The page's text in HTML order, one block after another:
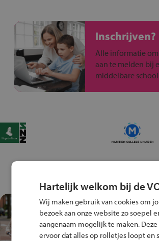
Inschrijven?
Alle informatie
aan te melden bij
middelbare
Test je kennis
Fiets Veilig
Verkeersspel!
Hartelijk welkom bij de
Wij maken gebruik van cookies om
bezoek aan onze website zo soepel
aangenaam mogelijk te maken.
ervoor dat alles op rolletjes loopt en